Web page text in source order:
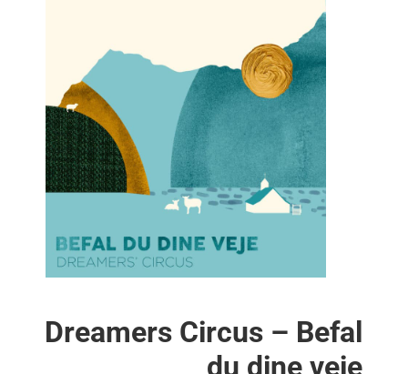
Dreamers Circus –
du dine